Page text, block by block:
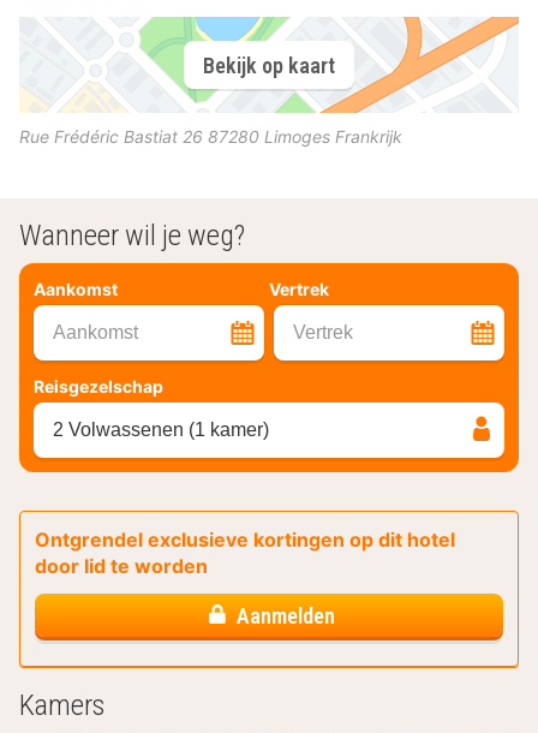
Bekijk op kaart
Rue Frédéric Bastiat 26 87280 Limoges Frankrijk
Wanneer wil je weg?
Aankomst Vertrek
Aankomst Vertrek
Reisgezelschap
2 Volwassenen (1 kamer)
Ontgrendel exclusieve kortingen op dit hotel
door lid te worden
Aanmelden
Kamers